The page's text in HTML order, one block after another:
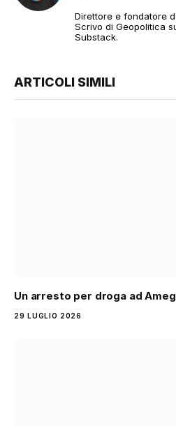
Direttore e fondatore
Scrivo di Geopolitica
Substack.
ARTICOLI SIMILI
Un arresto per droga ad
29 LUGLIO 2026